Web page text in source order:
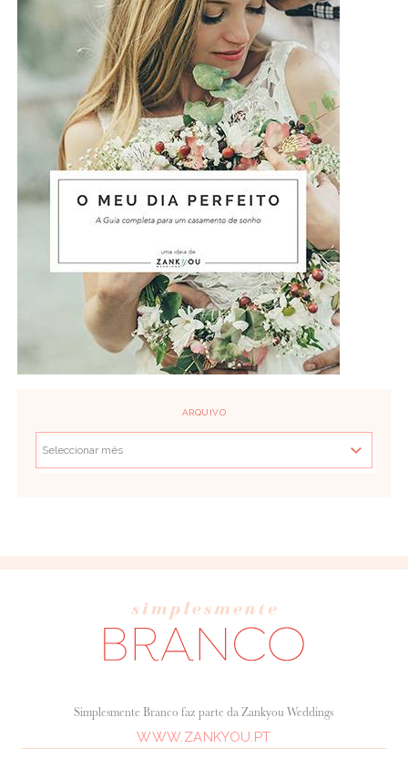
ARQUIVO
Simplesmente Branco faz parte da Zankyou Weddings
WWW.ZANKYOU.PT